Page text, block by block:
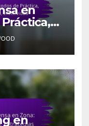
en
en